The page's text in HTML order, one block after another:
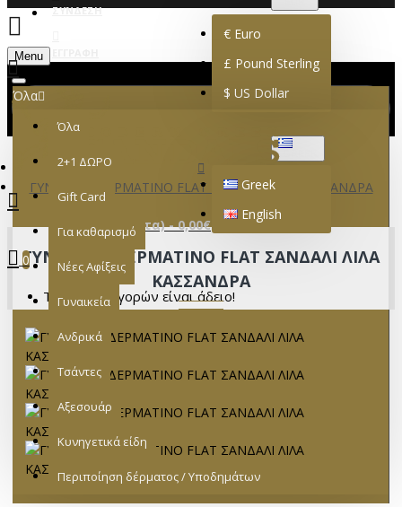
ΣΎΝΔΕΣΗ
€ Euro
£ Pound Sterling
$ US Dollar
Greek
English
Menu
0 προϊόν(τα) - 0,00€
0
Το καλάθι αγορών είναι άδειο!
Όλα
Όλα
2+1 ΔΩΡΟ
Gift Card
Για καθαρισμό
Νέες Αφίξεις
Γυναικεία
Ανδρικά
Τσάντες
Αξεσουάρ
Κυνηγετικά είδη
Περιποίηση δέρματος / Υποδημάτων
ΓΥΝΑΙΚΕΙΟ ΔΕΡΜΑΤΙΝΟ FLAT ΣΑΝΔΑΛΙ ΛΙΛΑ ΚΑΣΣΑΝΔΡΑ
ΓΥΝΑΙΚΕΙΟ ΔΕΡΜΑΤΙΝΟ FLAT ΣΑΝΔΑΛΙ ΛΙΛΑ
ΚΑΣΣΑΝΔΡΑ